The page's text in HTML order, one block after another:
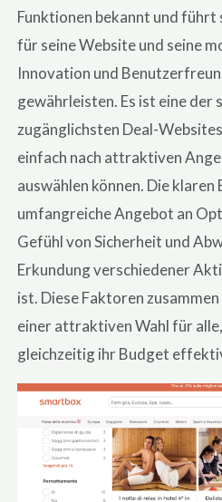
Funktionen bekannt und führt
für seine Website und seine
Innovation und
gewährleisten. Es ist eine der
zugänglichsten Deal-
einfach nach attraktiven
auswählen können. Die klaren
umfangreiche Angebot an
Gefühl von Sicherheit und
Erkundung verschiedener
ist. Diese Faktoren
einer attraktiven Wahl für
gleichzeitig ihr Budget